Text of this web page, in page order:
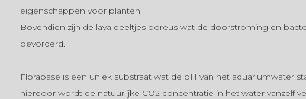
eigenschappen voor planten.
Bovendien zijn de lava deeltjes poreus wat de doorstroming en
bevorderd.
Florabase is een uniek substraat wat de pH van het aquariumwater
hierdoor wordt de natuurlijke CO2 concentratie in het water vanzelf